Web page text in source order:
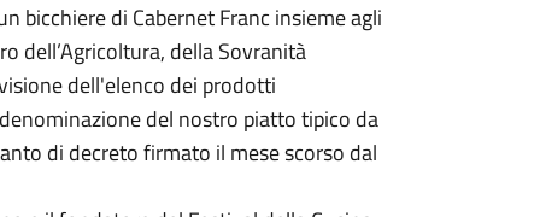
bicchiere di Cabernet Franc insieme agli
dell’Agricoltura, della Sovranità
dell'elenco dei prodotti
del nostro piatto tipico da
di decreto firmato il mese scorso dal